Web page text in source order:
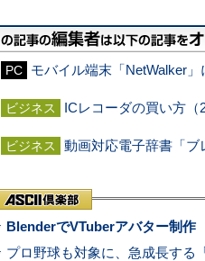
PC モバイル端末「NetWalker
ビジネス ICレコーダの買い方（
ビジネス 動画対応電子辞書「ブ
BlenderでVTuberアバター制